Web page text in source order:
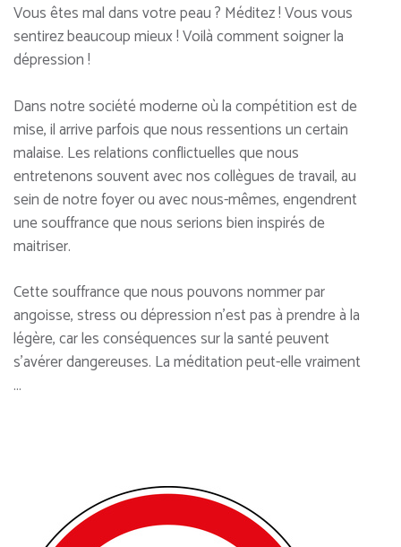
Vous êtes mal dans votre peau ? Méditez ! Vous vous
sentirez beaucoup mieux ! Voilà comment soigner la
dépression !
Dans notre société moderne où la compétition est de
mise, il arrive parfois que nous ressentions un certain
malaise. Les relations conflictuelles que nous
entretenons souvent avec nos collègues de travail, au
sein de notre foyer ou avec nous-mêmes, engendrent
une souffrance que nous serions bien inspirés de
maitriser.
Cette souffrance que nous pouvons nommer par
angoisse, stress ou dépression n’est pas à prendre à la
légère, car les conséquences sur la santé peuvent
s’avérer dangereuses. La méditation peut-elle vraiment
…